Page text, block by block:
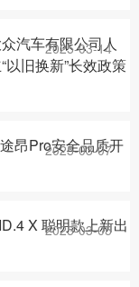
汽车有限公司人
旧换新”长效政策
2025-03-14
昂Pro安全品质开
2025-03-07
X 聪明款上新出
2025-03-05